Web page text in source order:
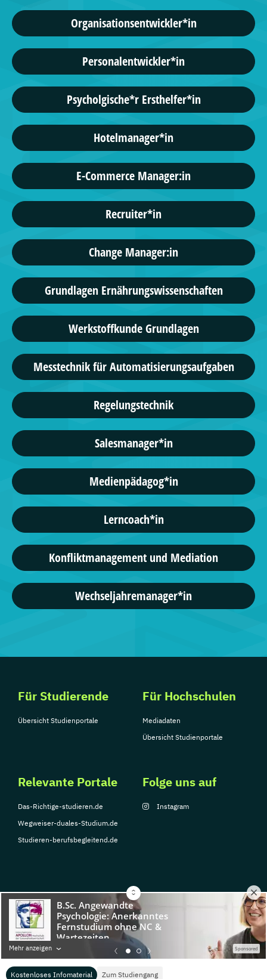
Kostenloses Infomaterial Zum Studiengang
Mehr anzeigen Sponsored
Organisationsentwickler*in
Personalentwickler*in
Psycholgische*r Ersthelfer*in
Hotelmanager*in
E-Commerce Manager:in
Recruiter*in
Change Manager:in
Grundlagen Ernährungswissenschaften
Werkstoffkunde Grundlagen
Messtechnik für Automatisierungsaufgaben
Regelungstechnik
Salesmanager*in
Medienpädagog*in
Lerncoach*in
Konfliktmanagement und Mediation
Wechseljahremanager*in
Für Studierende
Übersicht Studienportale
Für Hochschulen
Mediadaten
Übersicht Studienportale
Relevante Portale
Das-Richtige-studieren.de
Wegweiser-duales-Studium.de
Studieren-berufsbegleitend.de
Folge uns auf
Instagram
© Copyright 2026, TarGroup Media GmbH
Impressum
Über
uns
Datenschutzerklärung Nutzungsbedingungen